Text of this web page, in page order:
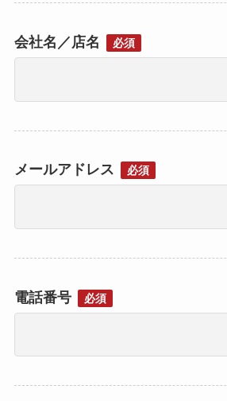
会社名／店名 必須
メールアドレス 必須
電話番号 必須